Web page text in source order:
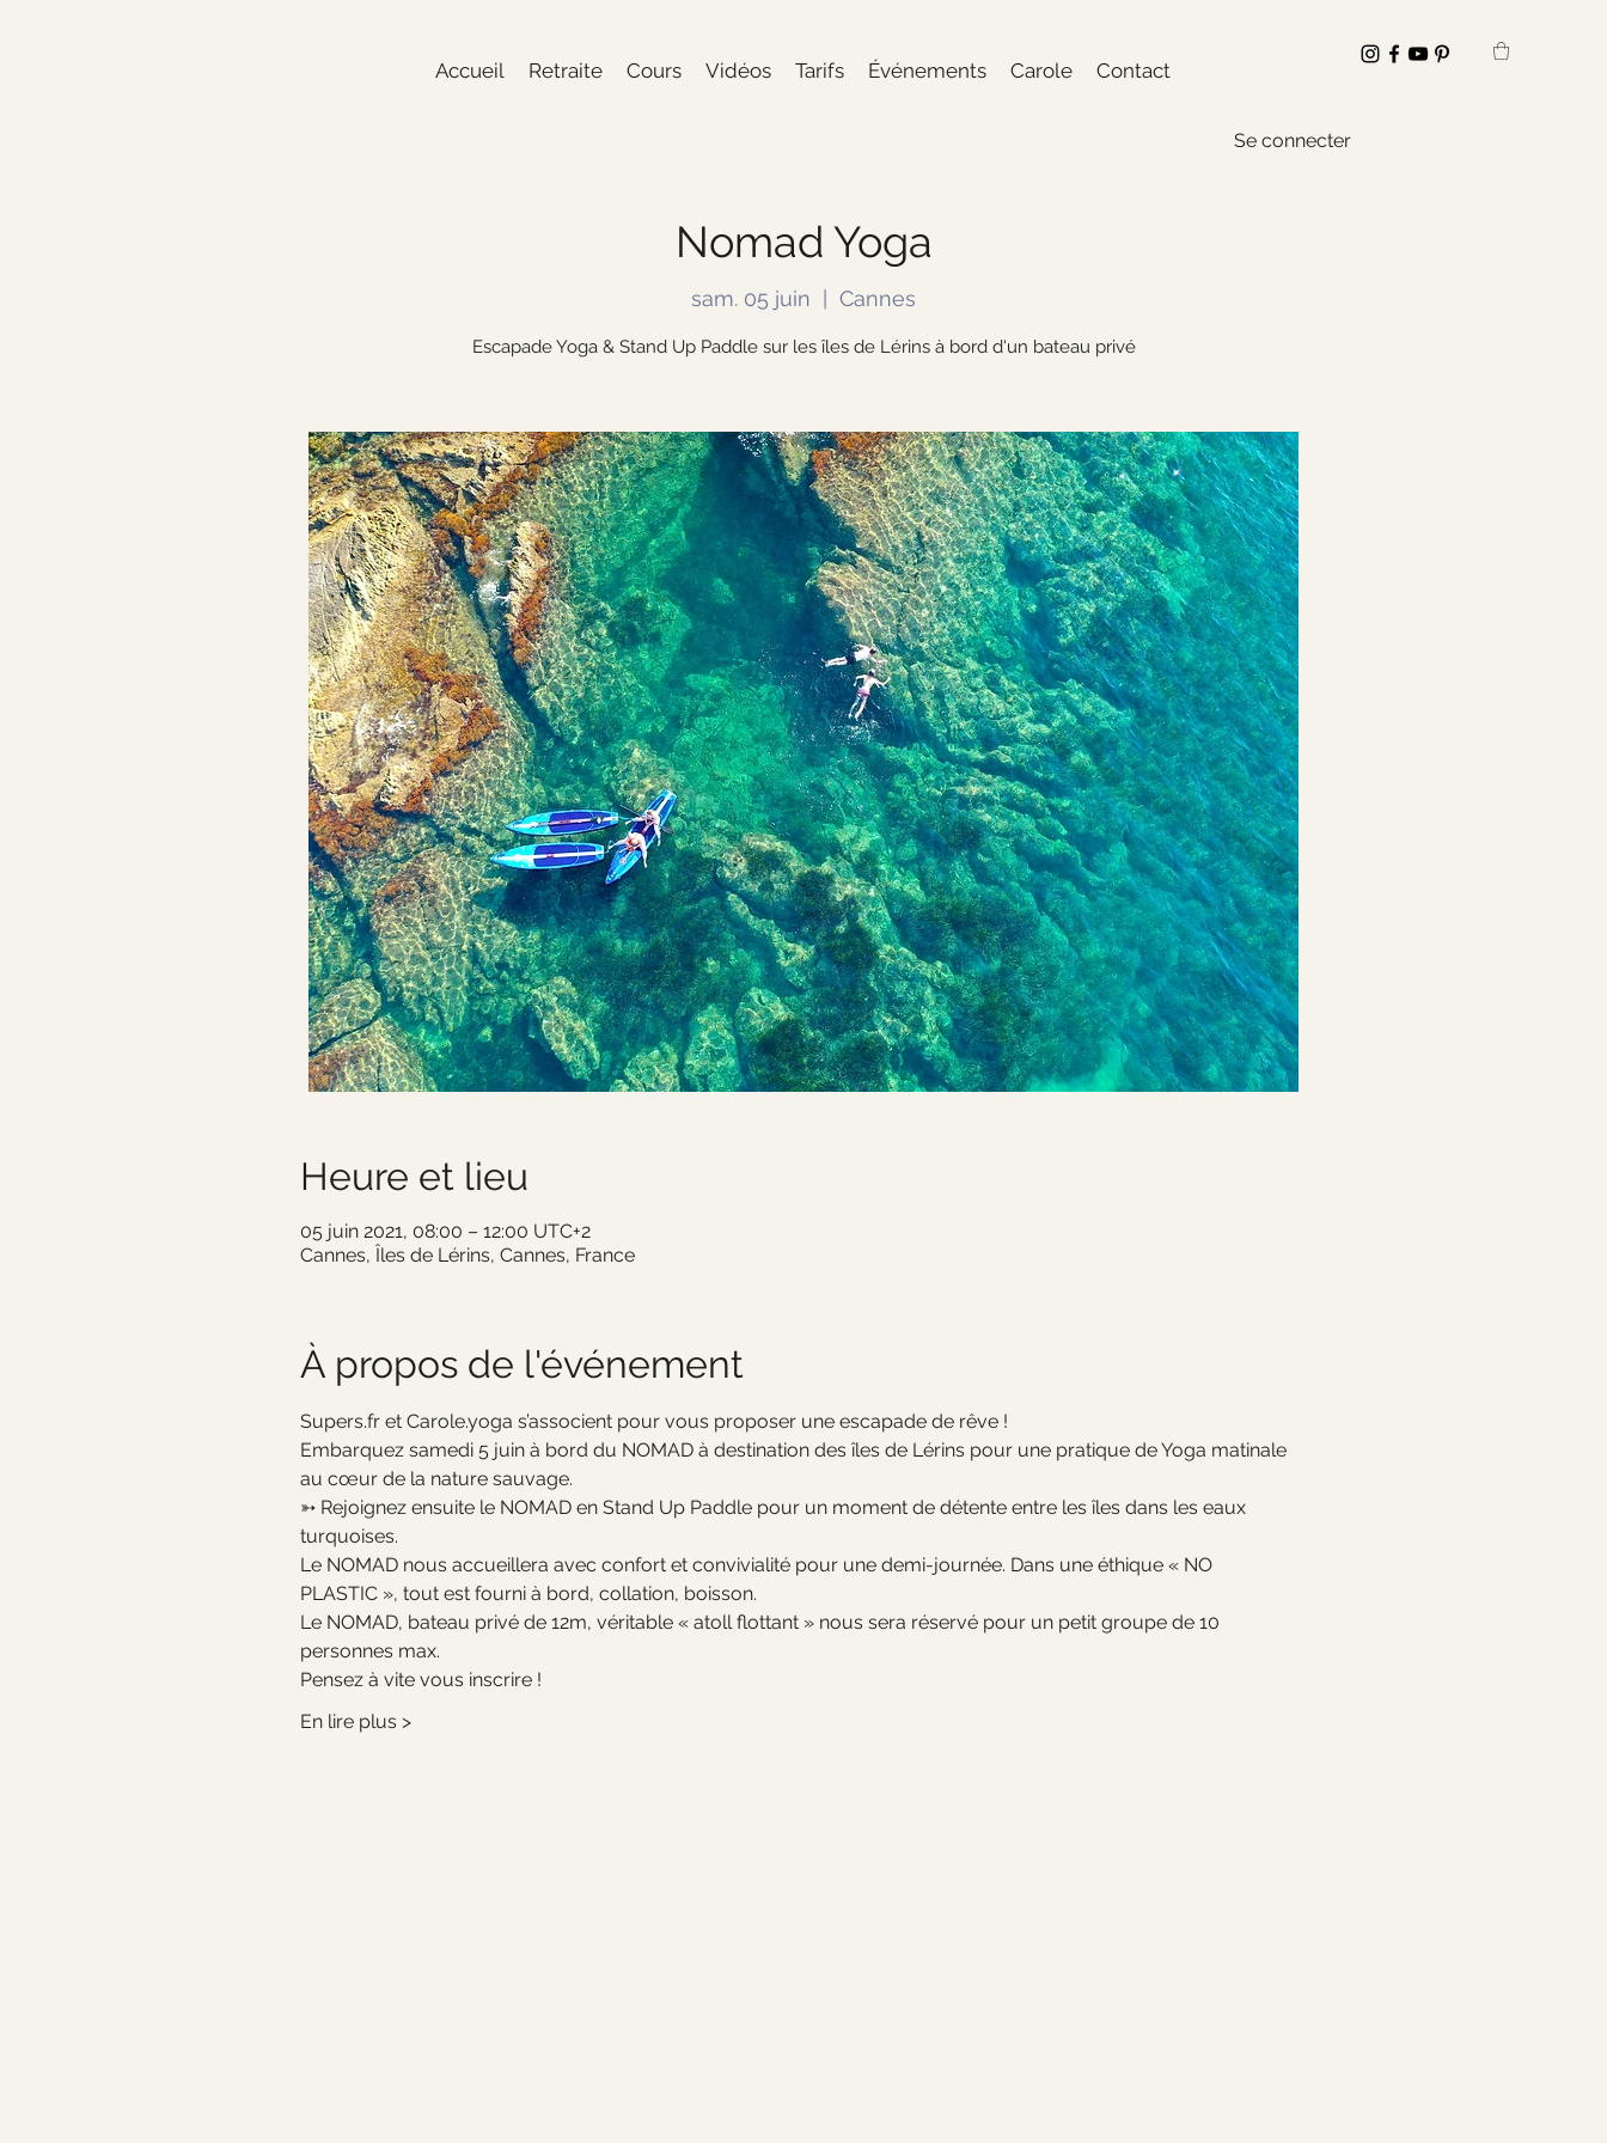
Accueil Retraite Cours Vidéos Tarifs Événements Carole Contact
Se connecter
Nomad Yoga
sam. 05 juin Cannes
Escapade Yoga & Stand Up Paddle sur les îles de Lérins à bord d'un bateau privé
Heure et lieu
05 juin 2021, 08:00 – 12:00 UTC+2
Cannes, Îles de Lérins, Cannes, France
À propos de l'événement
Supers.fr et Carole.yoga s’associent pour vous proposer une escapade de rêve !
Embarquez samedi 5 juin à bord du NOMAD à destination des îles de Lérins pour une pratique de Yoga matinale
au cœur de la nature sauvage.
➳ Rejoignez ensuite le NOMAD en Stand Up Paddle pour un moment de détente entre les îles dans les eaux
turquoises.
Le NOMAD nous accueillera avec confort et convivialité pour une demi-journée. Dans une éthique « NO
PLASTIC », tout est fourni à bord, collation, boisson.
Le NOMAD, bateau privé de 12m, véritable « atoll flottant » nous sera réservé pour un petit groupe de 10
personnes max.
Pensez à vite vous inscrire !
En lire plus >